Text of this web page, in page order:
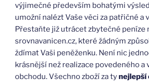
výjimečné především bohatými
umožní nalézt Vaše věci za patřičné a
Přestaňte již utrácet zbytečné peníze
srovnavanicen.cz, které žádným
ždímat Vaši peněženku. Není nic
krásnější než realizace povedeného a
obchodu. Všechno zboží za tynejlepší